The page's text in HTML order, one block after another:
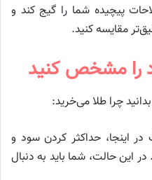
پیچیده شما را گیج کند و
مقایسه کنید.
را مشخص کنید
چرا طلا می‌خرید:
اینجا، حداکثر کردن سود و
این حالت، شما باید به دنبال